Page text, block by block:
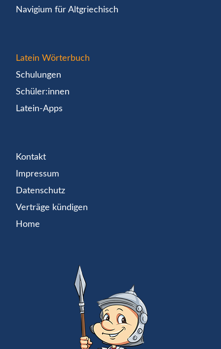
Navigium für Altgriechisch
Latein Wörterbuch
Schulungen
Schüler:innen
Latein-Apps
Kontakt
Impressum
Datenschutz
Verträge kündigen
Home